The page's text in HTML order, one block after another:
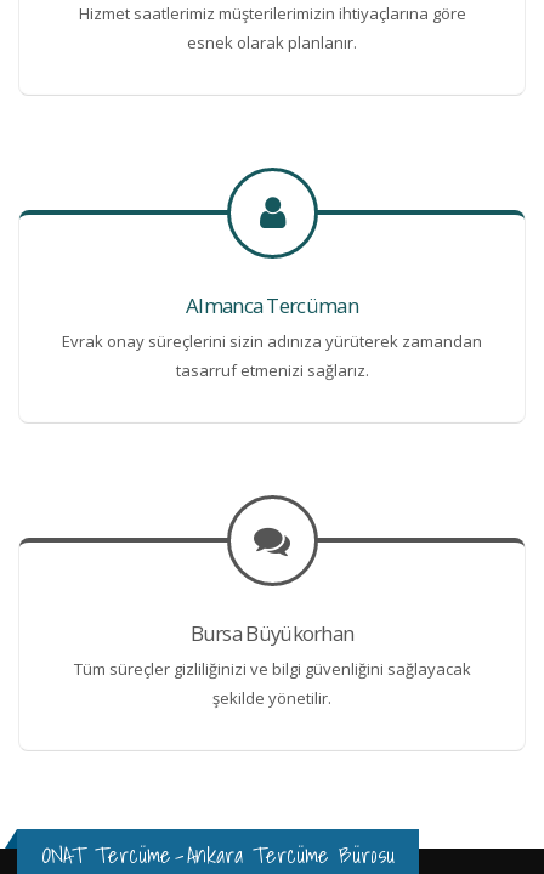
Hizmet saatlerimiz müşterilerimizin ihtiyaçlarına göre
esnek olarak planlanır.
Almanca Tercüman
Evrak onay süreçlerini sizin adınıza yürüterek zamandan
tasarruf etmenizi sağlarız.
Bursa Büyükorhan
Tüm süreçler gizliliğinizi ve bilgi güvenliğini sağlayacak
şekilde yönetilir.
ONAT Tercüme-Ankara Tercüme Bürosu